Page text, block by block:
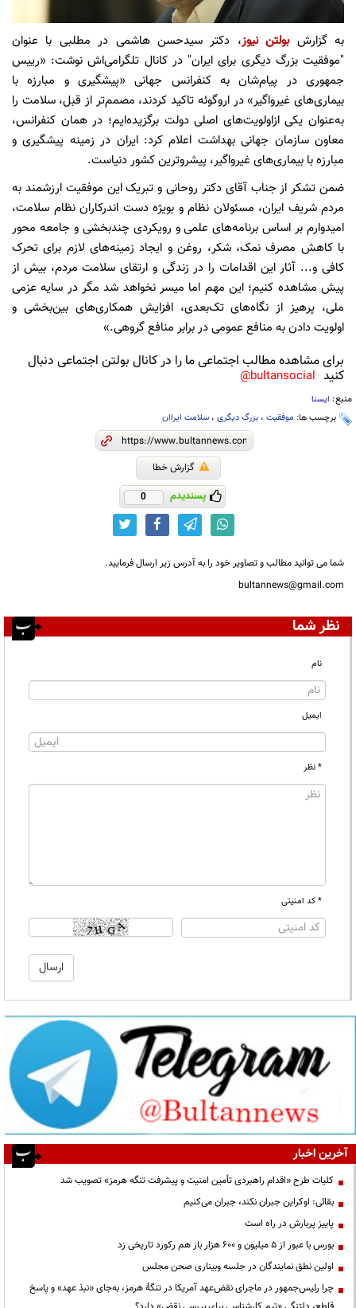
به گزارشبولتن نیوز، دکتر سیدحسن هاشمی در مطلبی با عنوان
"موفقیت بزرگ دیگری برای ایران" در کانال تلگرامی‌اش نوشت: «رییس
جمهوری در پیام‌شان به کنفرانس جهانی «پیشگیری و مبارزه با
بیماری‌های غیرواگیر» در اروگوئه تاکید کردند، مصمم‌تر از قبل، سلامت را
به‌عنوان یکی ازاولویت‌های اصلی دولت برگزیده‌ایم؛ در همان کنفرانس،
معاون سازمان جهانی بهداشت اعلام کرد: ایران در زمینه پیشگیری و
مبارزه با بیماری‌های غیرواگیر، پیشروترین کشور دنیاست.
ضمن تشکر از جناب آقای دکتر روحانی و تبریک این موفقیت ارزشمند به
مردم شریف ایران، مسئولان نظام و بویژه دست اندرکاران نظام سلامت،
امیدوارم بر اساس برنامه‌های علمی و رویکردی چندبخشی و جامعه محور
با کاهش مصرف نمک، شکر، روغن و ایجاد زمینه‌های لازم برای تحرک
کافی و... آثار این اقدامات را در زندگی و ارتقای سلامت مردم، بیش از
پیش مشاهده کنیم؛ این مهم اما میسر نخواهد شد مگر در سایه عزمی
ملی، پرهیز از نگاه‌های تک‌بعدی، افزایش همکاری‌های بین‌بخشی و
اولویت دادن به منافع عمومی در برابر منافع گروهی.»
برای مشاهده مطالب اجتماعی ما را در کانال بولتن اجتماعی دنبال
کنید bultansocial@
منبع: ایسنا
برچسب ها: موفقیت ، بزرگ دیگری ، سلامت ایراان
گزارش خطا
پسندیدم 0
شما می توانید مطالب و تصاویر خود را به آدرس زیر ارسال فرمایید.
bultannews@gmail.com
نظر شما
نام
ایمیل
* نظر
* کد امنیتی
آخرین اخبار
کلیات طرح «اقدام راهبردی تأمین امنیت و پیشرفت تنگه هرمز» تصویب شد
بقائی: اوکراین جبران نکند، جبران می‌کنیم
پاییز پربارش در راه است
بورس با عبور از ۵ میلیون و ۶۰۰ هزار باز هم رکورد تاریخی زد
اولین نطق نمایندگان در جلسه وبیناری صحن مجلس
چرا رئیس‌جمهور در ماجرای نقض‌عهد آمریکا در تنگهٔ هرمز، به‌جای «نبذ عهد» و پاسخ